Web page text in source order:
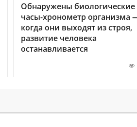
Обнаружены биологические
часы-хронометр организма
когда они выходят из строя,
развитие человека
останавливается